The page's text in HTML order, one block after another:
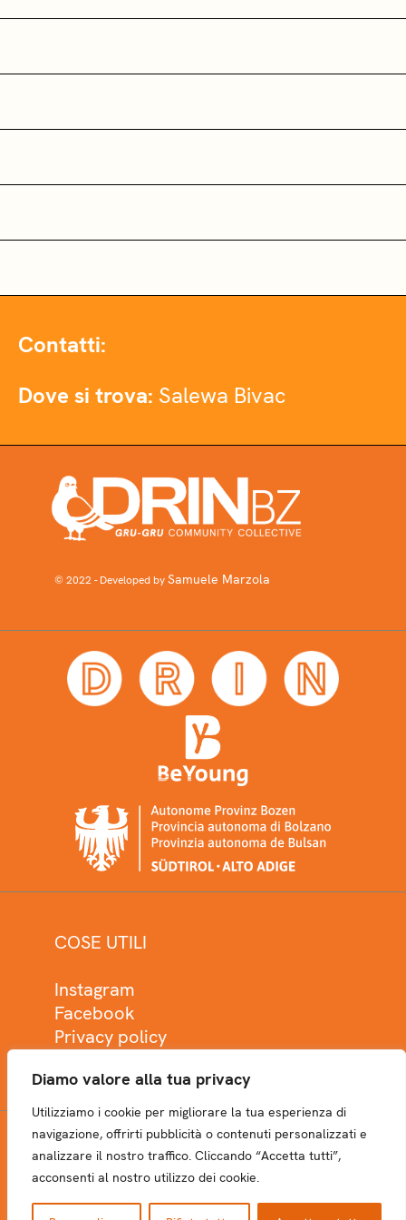
Diamo valore alla tua privacy
Utilizziamo i cookie per migliorare la tua esperienza di
navigazione, offrirti pubblicità o contenuti personalizzati e
analizzare il nostro traffico. Cliccando “Accetta tutti”,
acconsenti al nostro utilizzo dei cookie.
Contatti:
Dove si trova: Salewa Bivac
© 2022 - Developed bySamuele Marzola
COSE UTILI
Instagram
Facebook
Privacy policy
NEWSLETTER